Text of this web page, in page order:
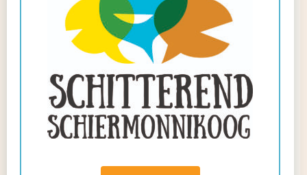
Wonach suchst du?